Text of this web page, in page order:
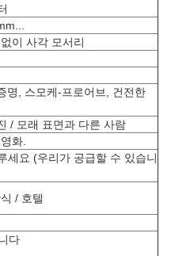
이 사각 모서리
명, 스모케-프로어브, 건전한
/ 모래 표면과 다른 사람
화.
세요 (우리가 공급할 수 있습니
/ 호텔
다